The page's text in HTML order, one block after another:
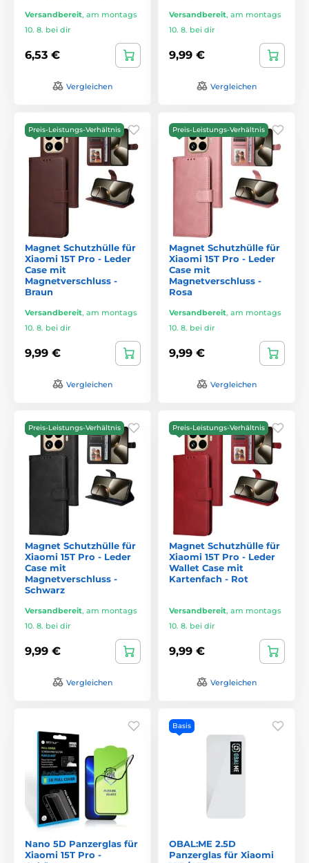
Versandbereit, am montags
10. 8. bei dir
6,53 €
Vergleichen
Versandbereit, am montags
10. 8. bei dir
9,99 €
Vergleichen
Preis-Leistungs-Verhältnis
Magnet Schutzhülle für
Xiaomi 15T Pro - Leder
Case mit
Magnetverschluss -
Braun
Versandbereit, am montags
10. 8. bei dir
9,99 €
Vergleichen
Preis-Leistungs-Verhältnis
Magnet Schutzhülle für
Xiaomi 15T Pro - Leder
Case mit
Magnetverschluss -
Rosa
Versandbereit, am montags
10. 8. bei dir
9,99 €
Vergleichen
Preis-Leistungs-Verhältnis
Magnet Schutzhülle für
Xiaomi 15T Pro - Leder
Case mit
Magnetverschluss -
Schwarz
Versandbereit, am montags
10. 8. bei dir
9,99 €
Vergleichen
Preis-Leistungs-Verhältnis
Magnet Schutzhülle für
Xiaomi 15T Pro - Leder
Wallet Case mit
Kartenfach - Rot
Versandbereit, am montags
10. 8. bei dir
9,99 €
Vergleichen
Nano 5D Panzerglas für
Xiaomi 15T Pro -
Basis
OBAL:ME 2.5D
Panzerglas für Xiaomi